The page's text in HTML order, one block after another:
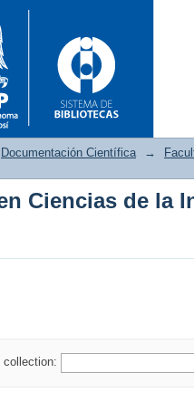
Ciencias de la
Documentación Científica →
Ciencias de la
collection: